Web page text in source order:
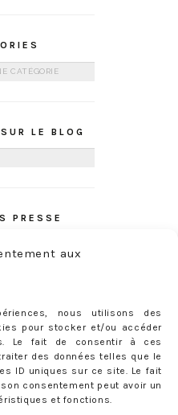
aux
nous utilisons des
pour stocker et/ou accéder
Le fait de consentir à ces
des données telles que le
ID uniques sur ce site. Le fait
consentement peut avoir un
et fonctions.
LE BLOG
PRESSE